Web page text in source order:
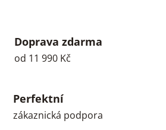
Doprava zdarma
od 11 990 Kč
Perfektní
zákaznická podpora